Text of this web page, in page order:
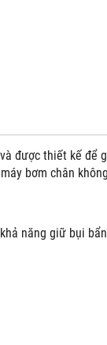
được thiết kế để
bơm chân
năng giữ bụi